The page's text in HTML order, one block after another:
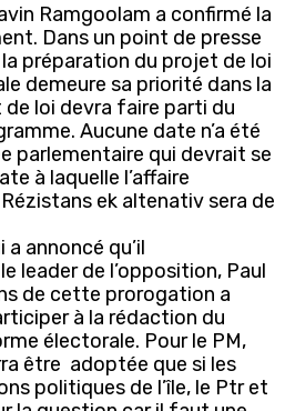
Ramgoolam a confirmé la
Dans un point de presse
préparation du projet de loi
demeure sa priorité dans la
loi devra faire parti du
Aucune date n’a été
parlementaire qui devrait se
à laquelle l’affaire
ek altenativ sera de
annoncé qu’il
leader de l’opposition, Paul
de cette prorogation a
à la rédaction du
électorale. Pour le PM,
être adoptée que si les
politiques de l’île, le Ptr et